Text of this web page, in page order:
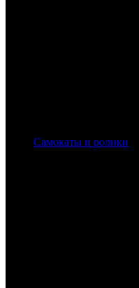
Самокаты и ролики